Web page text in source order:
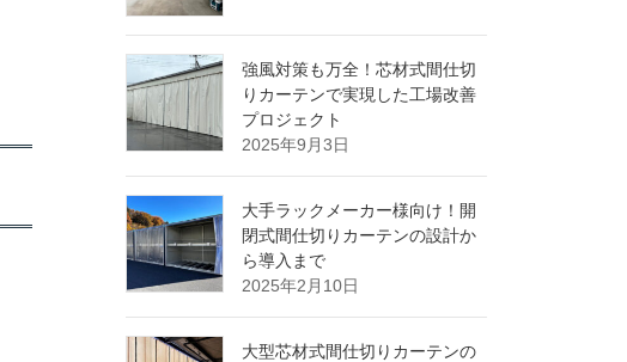
強風対策も万全！芯材式間仕切
りカーテンで実現した工場改善
プロジェクト
2025年9月3日
大手ラックメーカー様向け！開
閉式間仕切りカーテンの設計か
ら導入まで
2025年2月10日
大型芯材式間仕切りカーテンの